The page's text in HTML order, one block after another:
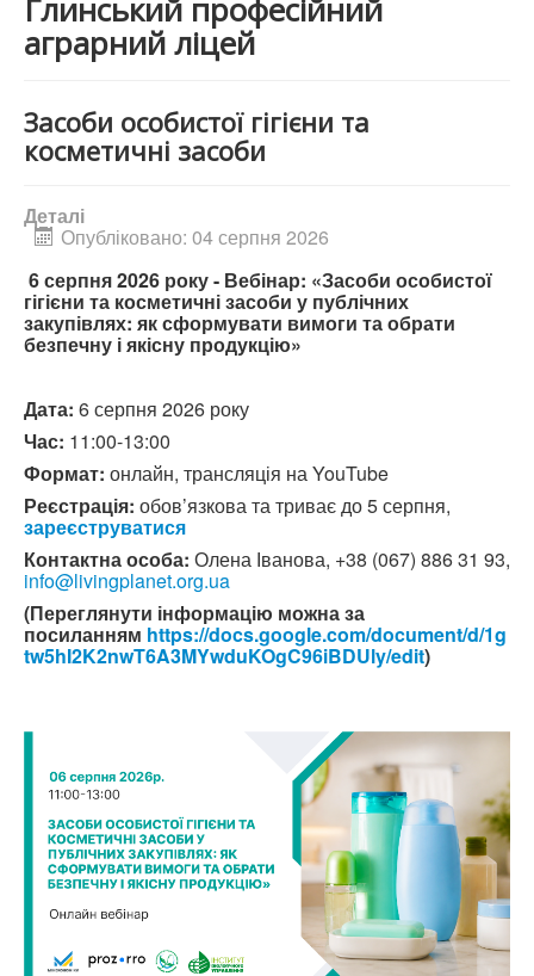
Глинський професійний
аграрний ліцей
Засоби особистої гігієни та
косметичні засоби
Деталі
Опубліковано: 04 серпня 2026
6 серпня 2026 року - Вебінар: «Засоби особистої
гігієни та косметичні засоби у публічних
закупівлях: як сформувати вимоги та обрати
безпечну і якісну продукцію»
Дата: 6 серпня 2026 року
Час: 11:00-13:00
Формат: онлайн, трансляція на YouTube
Реєстрація: обов’язкова та триває до 5 серпня,
зареєструватися
Контактна особа: Олена Іванова, +38 (067) 886 31 93,
info@livingplanet.org.ua
(Переглянути інформацію можна за
посиланням https://docs.google.com/document/d/1g
tw5hI2K2nwT6A3MYwduKOgC96iBDUly/edit)